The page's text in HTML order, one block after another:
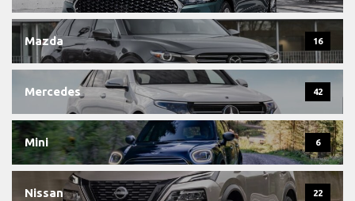
Mazda 16
Mercedes 42
Mini 6
Nissan 22